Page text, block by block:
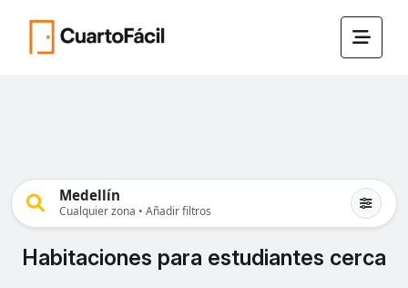
Medellín
Cualquier zona • Añadir filtros
Habitaciones para estudiantes cerca